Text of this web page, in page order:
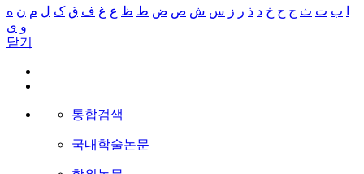
ب ت ث ج ح خ د ذ ر ز س ش ص ض ط ظ ع غ ف ق ک ل م ن ه
و ی
닫기
통합검색
국내학술논문